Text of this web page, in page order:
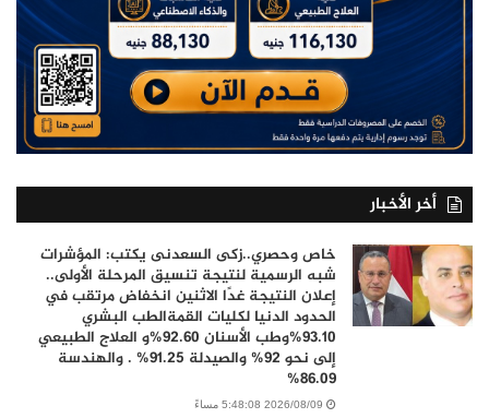
أخر الأخبار
خاص وحصري..زكى السعدنى يكتب: المؤشرات
شبه الرسمية لنتيجة تنسيق المرحلة الأولى..
إعلان النتيجة غدًا الاثنين انخفاض مرتقب في
الحدود الدنيا لكليات القمةالطب البشري
93.10%وطب الأسنان 92.60%و العلاج الطبيعي
إلى نحو 92% والصيدلة 91.25% . والهندسة
86.09%
2026/08/09 5:48:08 مساءً